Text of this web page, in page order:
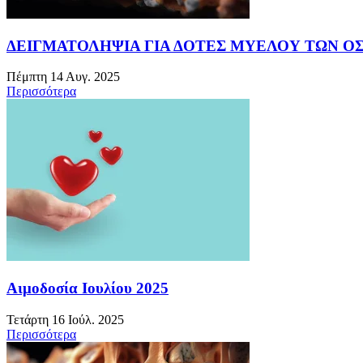
ΔΕΙΓΜΑΤΟΛΗΨΙΑ ΓΙΑ ΔΟΤΕΣ ΜΥΕΛΟΥ ΤΩΝ
Πέμπτη 14 Αυγ. 2025
Περισσότερα
Αιμοδοσία Ιουλίου 2025
Τετάρτη 16 Ιούλ. 2025
Περισσότερα